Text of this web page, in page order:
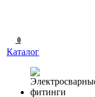
0
Каталог